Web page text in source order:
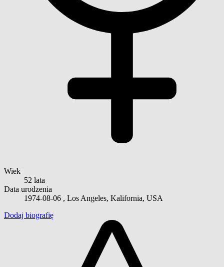
Wiek
52 lata
Data urodzenia
1974-08-06 , Los Angeles, Kalifornia, USA
Dodaj biografię